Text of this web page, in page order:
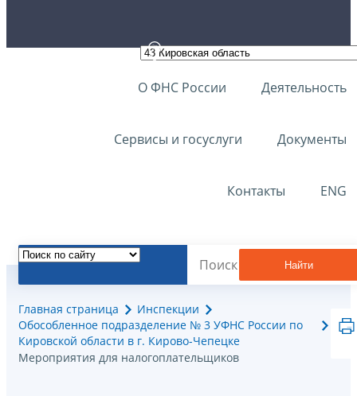
О ФНС России Деятельность
Сервисы и госуслуги Документы
Контакты ENG
Найти
Главная страница
Инспекции
Обособленное подразделение № 3 УФНС России по
Кировской области в г. Кирово-Чепецке
Мероприятия для налогоплательщиков